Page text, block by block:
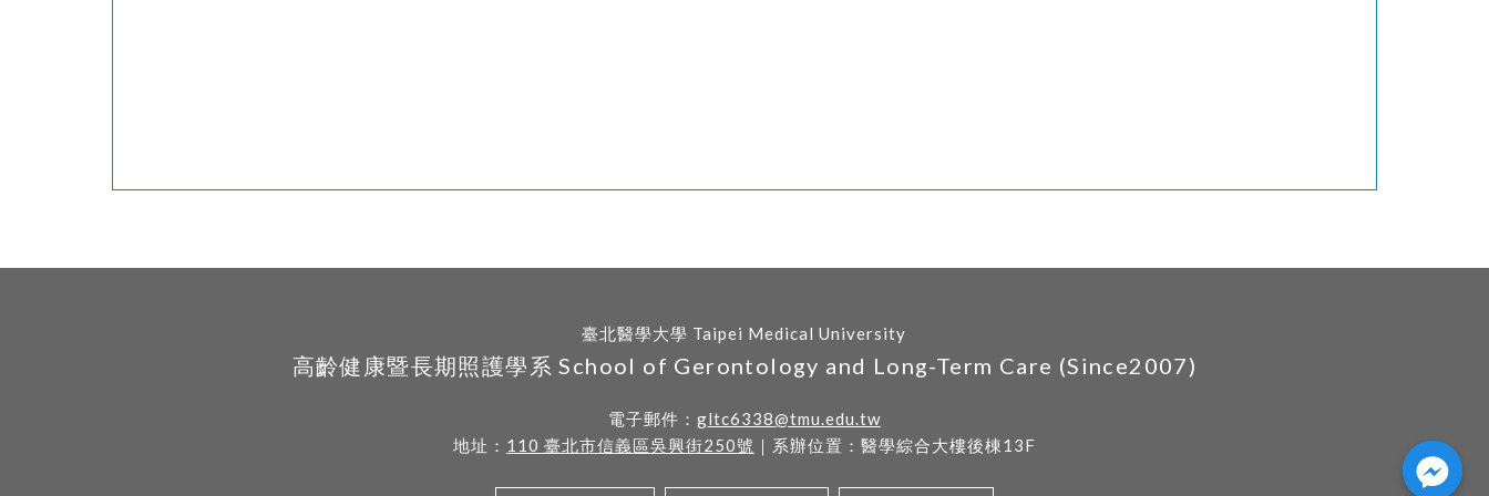
臺北醫學大學 Taipei Medical University
高齡健康暨長期照護學系 School of Gerontology and Long-Term Care (Since2007)
電子郵件： gltc6338@tmu.edu.tw
地址： 110 臺北市信義區吳興街250號 ｜系辦位置：醫學綜合大樓後棟13F